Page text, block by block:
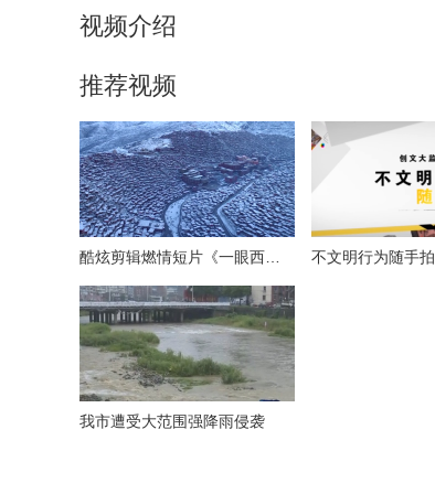
视频介绍
推荐视频
不文明行为随手拍
我市遭受大范围强降雨侵袭